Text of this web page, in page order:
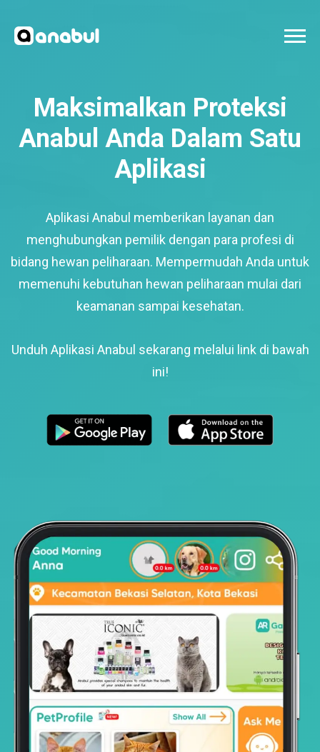
Maksimalkan Proteksi
Anabul Anda Dalam Satu
Aplikasi
Aplikasi Anabul memberikan layanan dan
menghubungkan pemilik dengan para profesi di
bidang hewan peliharaan. Mempermudah Anda untuk
memenuhi kebutuhan hewan peliharaan mulai dari
keamanan sampai kesehatan.
Unduh Aplikasi Anabul sekarang melalui link di bawah
ini!